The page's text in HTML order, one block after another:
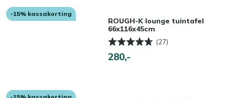
-15% kassakorting
ROUGH-K lounge tuintafel
66x116x45cm
(27)
280,-